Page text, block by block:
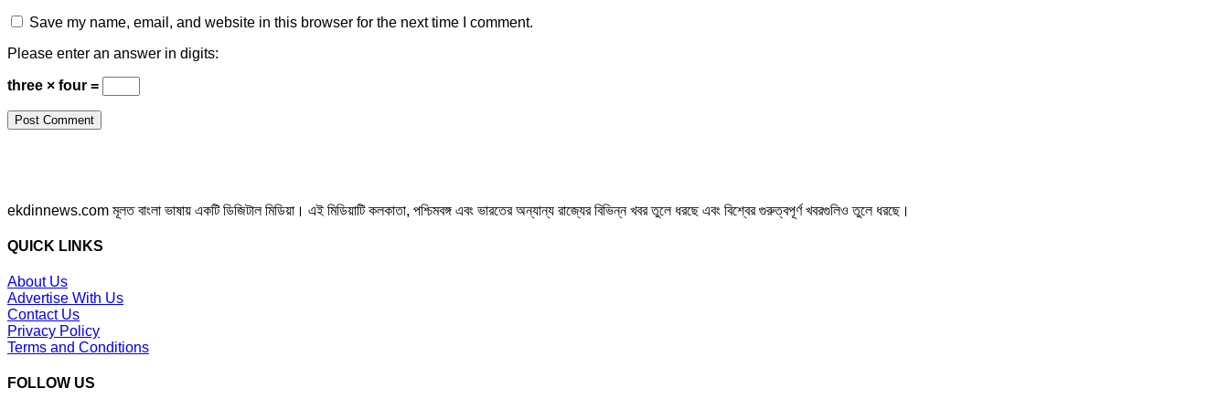
Save my name, email, and website in this browser for the next time I comment.
Please enter an answer in digits:
three × four =
ekdinnews.com মূলত বাংলা ভাষায় একটি ডিজিটাল মিডিয়া। এই মিডিয়াটি কলকাতা, পশ্চিমবঙ্গ এবং ভারতের অন্যান্য রাজ্যের বিভিন্ন খবর তুলে ধরছে এবং বিশ্বের গুরুত্বপূর্ণ খবরগুলিও তুলে ধরছে।
QUICK LINKS
About Us
Advertise With Us
Contact Us
Privacy Policy
Terms and Conditions
FOLLOW US